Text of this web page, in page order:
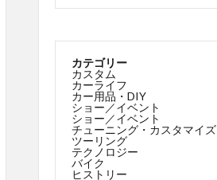
カテゴリー
カスタム
カーライフ
カー用品・DIY
ショー／イベント
ショー／イベント
チューニング・カスタマイズ
ツーリング
テクノロジー
バイク
ヒストリー